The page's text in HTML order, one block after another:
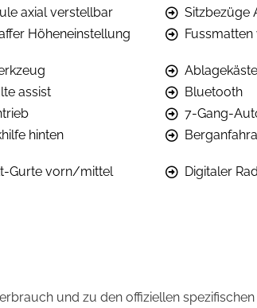
axial verstellbar Sitzbezüge
Höheneinstellung
assist Bluetooth
7-Gang-
hinten
Gurte vorn/mittel Digitaler
und zu den offiziellen spezifischen